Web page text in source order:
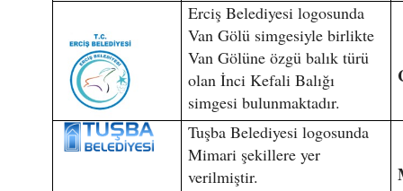
Erciş Belediyesi logosunda
Van Gölü simgesiyle birlikte
Van Gölüne özgü balık türü
olan İnci Kefali Balığı
simgesi bulunmaktadır.
Tuşba Belediyesi logosunda
Mimari şekillere yer
verilmiştir.